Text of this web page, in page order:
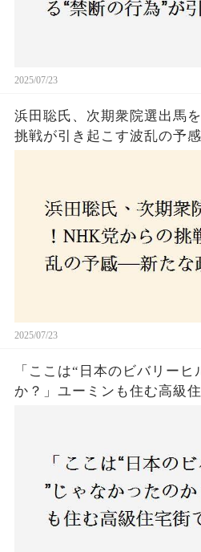
2025/07/23
浜田聡氏、次期衆院選出馬
挑戦が引き起こす波乱の予
2025/07/23
「ここは“日本のビバリー
か？」ユーミンも住む高級